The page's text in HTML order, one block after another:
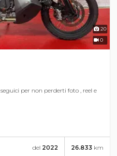
20
0
seguici per non perderti foto , reel e
26.833 km
del 2022